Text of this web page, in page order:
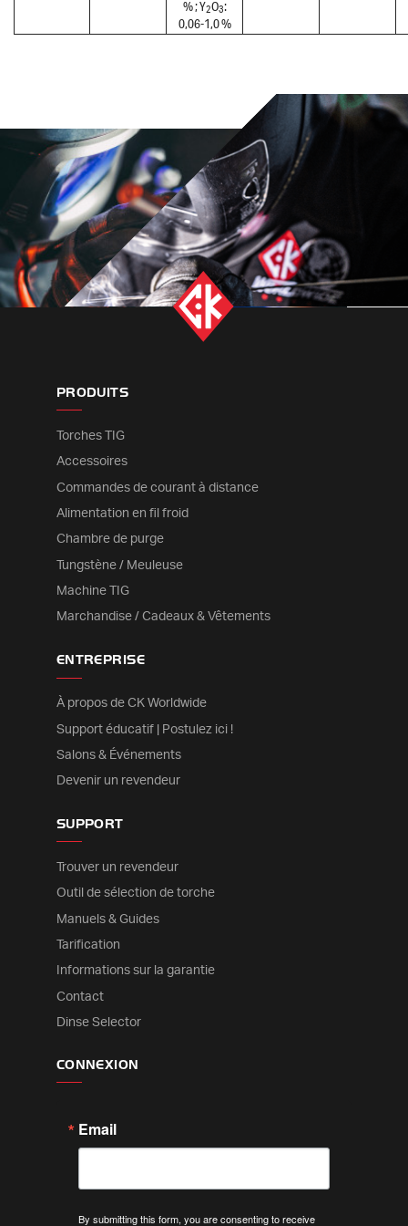
% ; Y2O3:
0,06-1,0 %
PRODUITS
Torches TIG
Accessoires
Commandes de courant à distance
Alimentation en fil froid
Chambre de purge
Tungstène / Meuleuse
Machine TIG
Marchandise / Cadeaux & Vêtements
ENTREPRISE
À propos de CK Worldwide
Support éducatif | Postulez ici !
Salons & Événements
Devenir un revendeur
SUPPORT
Trouver un revendeur
Outil de sélection de torche
Manuels & Guides
Tarification
Informations sur la garantie
Contact
Dinse Selector
CONNEXION
Email
By submitting this form, you are consenting to receive